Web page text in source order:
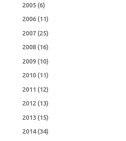
2005(6)
2006(11)
2007(25)
2008(16)
2009(10)
2010(11)
2011 (12)
2012(13)
2013(15)
2014(34)